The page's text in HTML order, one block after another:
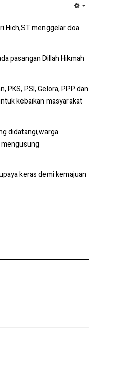
Hich,ST menggelar doa
pasangan Dillah Hikmah
PSI, Gelora, PPP dan
kebaikan masyarakat
didatangi,warga
keras demi kemajuan